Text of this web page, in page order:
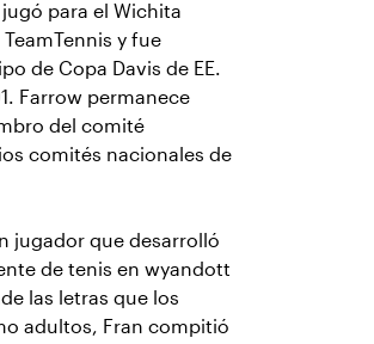
para el Wichita
y fue
de Copa Davis de EE.
Farrow permanece
del comité
comités nacionales de
jugador que desarrolló
de tenis en wyandott
las letras que los
adultos, Fran compitió